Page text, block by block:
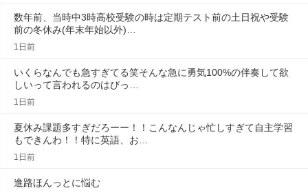
数年前、当時中3時高校受験の時は定期テスト前の土日祝や受験
前の冬休み(年末年始以外)…
1日前
いくらなんでも急すぎてる笑そんな急に勇気100%の伴奏して欲
しいって言われるのはびっ…
1日前
夏休み課題多すぎだろーー！！こんなんじゃ忙しすぎて自主学習
もできんわ！！特に英語、お…
1日前
進路ほんっとに悩む